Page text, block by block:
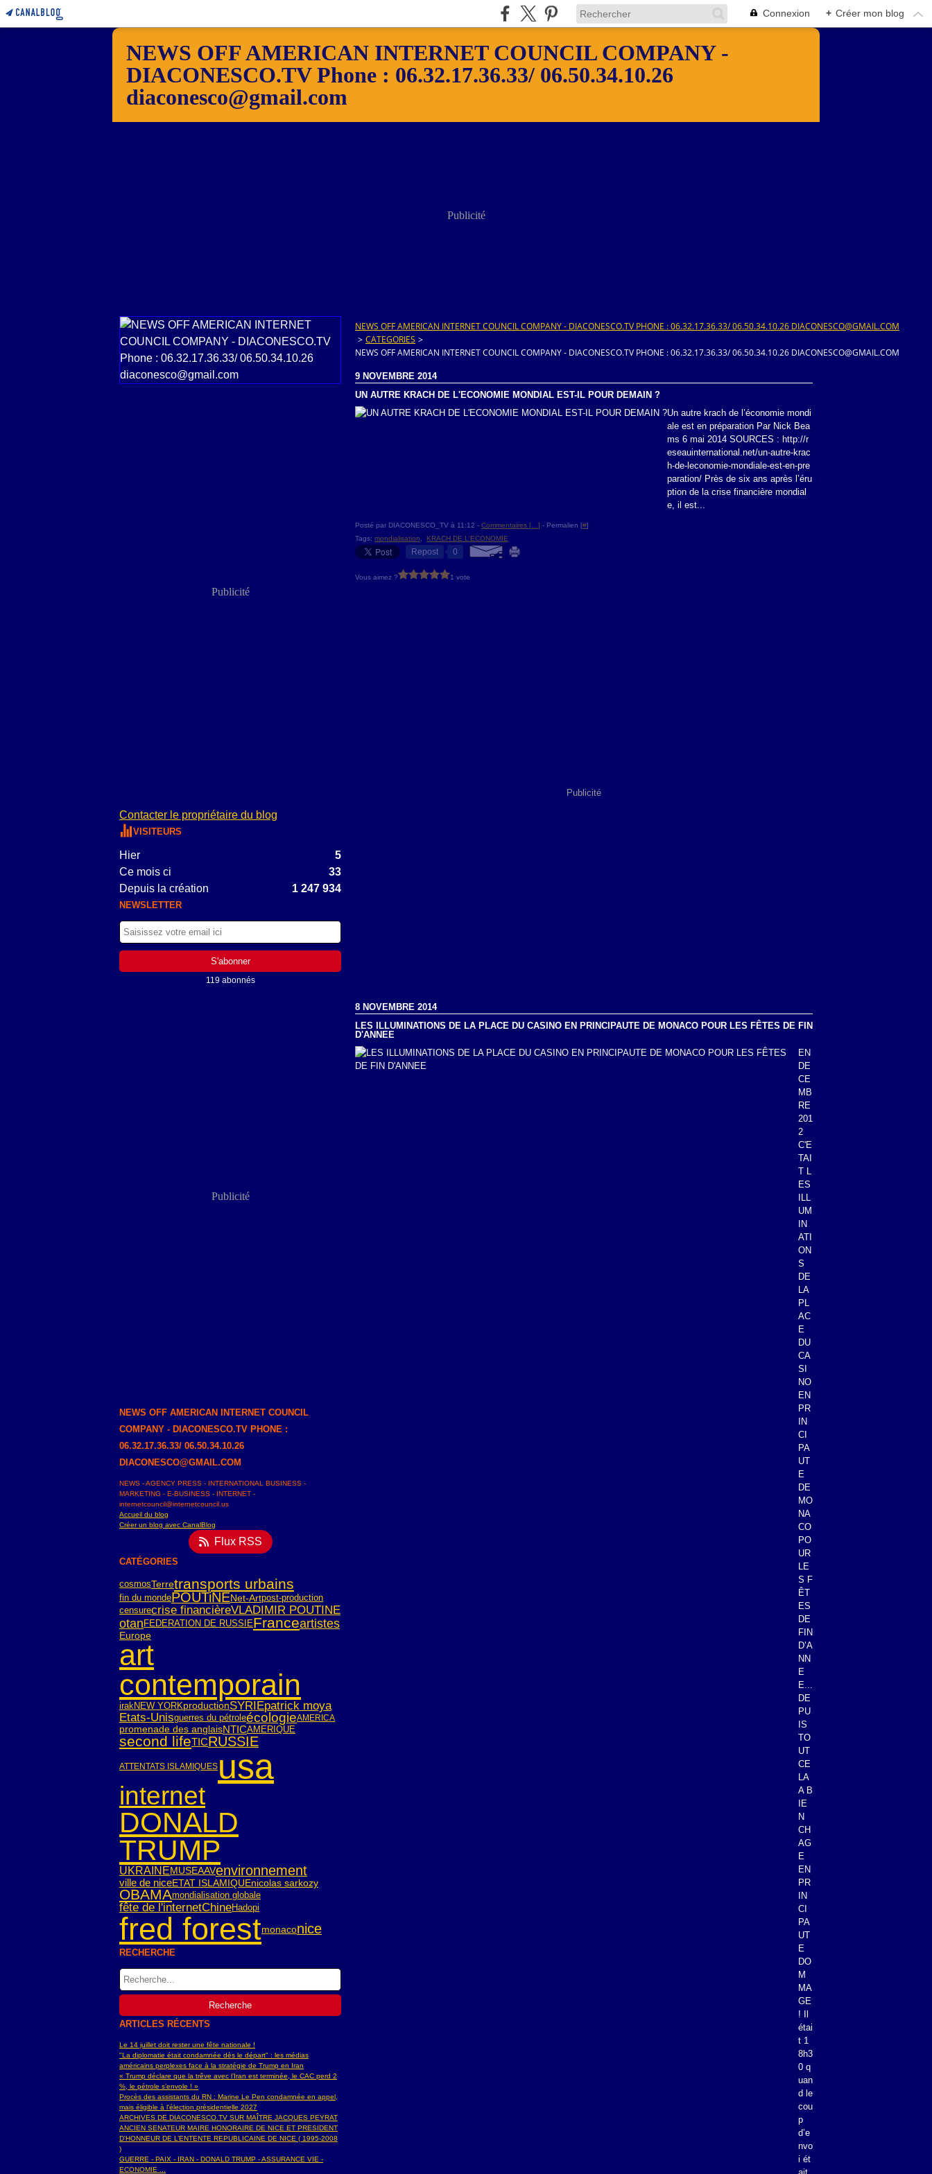
Connexion + Créer mon blog
NEWS OFF AMERICAN INTERNET COUNCIL COMPANY -
DIACONESCO.TV Phone : 06.32.17.36.33/ 06.50.34.10.26
diaconesco@gmail.com
Publicité
Publicité
Contacter le propriétaire du blog
VISITEURS
Hier
5
Ce mois ci
33
Depuis la création
1 247 934
NEWSLETTER
119 abonnés
Publicité
NEWS OFF AMERICAN INTERNET COUNCIL
COMPANY - DIACONESCO.TV PHONE :
06.32.17.36.33/ 06.50.34.10.26
DIACONESCO@GMAIL.COM
NEWS - AGENCY PRESS - INTERNATIONAL BUSINESS -
MARKETING - E-BUSINESS - INTERNET -
internetcouncil@internetcouncil.us
Accueil du blog
Créer un blog avec CanalBlog
Flux RSS
CATÉGORIES
cosmosTerretransports urbains
fin du mondePOUTiNENet-Artpost-production
censurecrise financièreVLADIMIR POUTINE
otanFEDERATION DE RUSSIEFranceartistes
Europe
art
contemporain
irakNEW YORKproductionSYRIEpatrick moya
Etats-Unisguerres du pétroleécologieAMERICA
promenade des anglaisNTICAMERIQUE
second lifeTICRUSSIE
ATTENTATS ISLAMIQUES usa
internet
DONALD
TRUMP
UKRAINE MUSEAAVenvironnement
ville de niceETAT ISLAMIQUEnicolas sarkozy
OBAMAmondialisation globale
fête de l'internetChineHadopi
fred forestmonaconice
RECHERCHE
ARTICLES RÉCENTS
Le 14 juillet doit rester une fête nationale !
"La diplomatie était condamnée dès le départ" : les médias
américains perplexes face à la stratégie de Trump en Iran
« Trump déclare que la trêve avec l’Iran est terminée, le CAC perd 2
%, le pétrole s’envole ! »
Procès des assistants du RN : Marine Le Pen condamnée en appel,
mais éligible à l'élection présidentielle 2027
ARCHIVES DE DIACONESCO.TV SUR MAÎTRE JACQUES PEYRAT
ANCIEN SENATEUR MAIRE HONORAIRE DE NICE ET PRESIDENT
D'HONNEUR DE L’ENTENTE REPUBLICAINE DE NICE ( 1995-2008
)
GUERRE - PAIX - IRAN - DONALD TRUMP - ASSURANCE VIE -
ECONOMIE ...
NEWS OFF AMERICAN INTERNET COUNCIL COMPANY - DIACONESCO.TV PHONE : 06.32.17.36.33/ 06.50.34.10.26 DIACONESCO@GMAIL.COM
> CATEGORIES >
NEWS OFF AMERICAN INTERNET COUNCIL COMPANY - DIACONESCO.TV PHONE : 06.32.17.36.33/ 06.50.34.10.26 DIACONESCO@GMAIL.COM
9 NOVEMBRE 2014
UN AUTRE KRACH DE L'ECONOMIE MONDIAL EST-IL POUR DEMAIN ?
Un autre krach de l’économie mondi
ale est en préparation Par Nick Bea
ms 6 mai 2014 SOURCES : http://r
eseauinternational.net/un-autre-krac
h-de-leconomie-mondiale-est-en-pre
paration/ Près de six ans après l’éru
ption de la crise financière mondial
e, il est...
Posté par DIACONESCO_TV à 11:12 - Commentaires [ ] - Permalien [#]
Tags: mondialisation KRACH DE L'ECONOMIE
Repost 0
Vous aimez ? 1 vote
Publicité
8 NOVEMBRE 2014
LES ILLUMINATIONS DE LA PLACE DU CASINO EN PRINCIPAUTE DE MONACO POUR LES FÊTES DE FIN
D'ANNEE
EN
DE
CE
MB
RE
201
2
C'E
TAI
T L
ES
ILL
UM
IN
ATI
ON
S
DE
LA
PL
AC
E
DU
CA
SI
NO
EN
PR
IN
CI
PA
UT
E
DE
MO
NA
CO
PO
UR
LE
S F
ÊT
ES
DE
FIN
D’A
NN
E
E...
DE
PU
IS
TO
UT
CE
LA
A B
IE
N
CH
AG
E
EN
PR
IN
CI
PA
UT
E
DO
M
MA
GE
! Il
étai
t 1
8h3
0 q
uan
d le
cou
p
d’e
nvo
i ét